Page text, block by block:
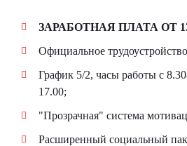
ЗАРАБОТНАЯ ПЛАТА ОТ
Официальное
График 5/2, часы работы с
17.00;
"Прозрачная" система
Расширенный социальный